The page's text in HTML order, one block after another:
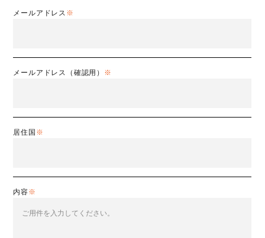
メールアドレス ※
メールアドレス（確認用） ※
居住国 ※
内容※